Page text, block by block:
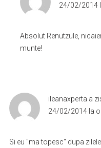
24/02/2014
Absolut Renutzule,
munte!
ileanaxperta a
24/02/2014 la
Si eu "ma topesc" dupa